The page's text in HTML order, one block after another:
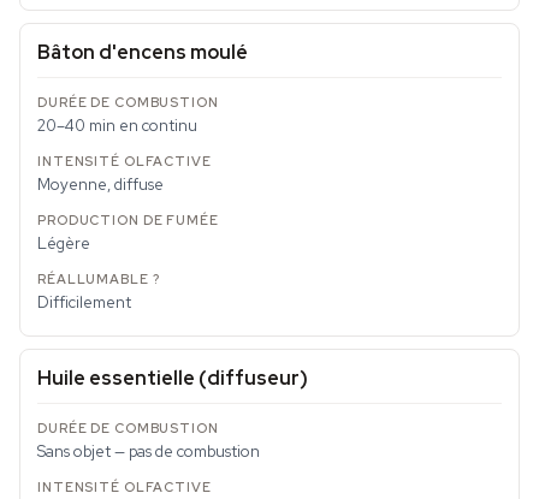
Bâton d'encens moulé
20–40 min en continu
Moyenne, diffuse
Légère
Difficilement
Huile essentielle (diffuseur)
Sans objet — pas de combustion